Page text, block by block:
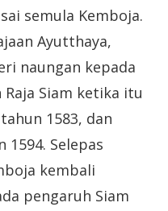
semula Kemboja.
Ayutthaya,
naungan kepada
Siam ketika itu
1583, dan
1594. Selepas
kembali
pengaruh Siam